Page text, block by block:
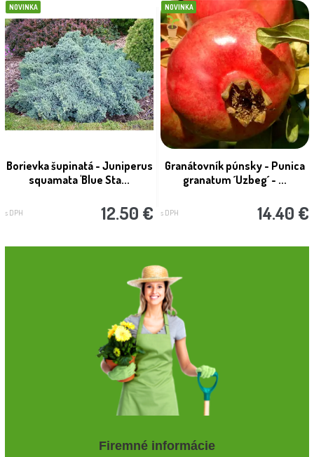
NOVINKA
Borievka šupinatá - Juniperus
squamata 'Blue Sta...
s DPH 12.50 €
NOVINKA
Granátovník púnsky - Punica
granatum ´Uzbeg´ - ...
s DPH 14.40 €
Firemné informácie